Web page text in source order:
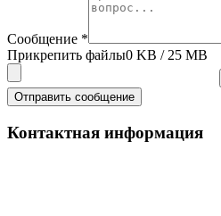
Сообщение *
Прикрепить файлы0 KB / 25 MB
Отправить сообщение
Контактная информация